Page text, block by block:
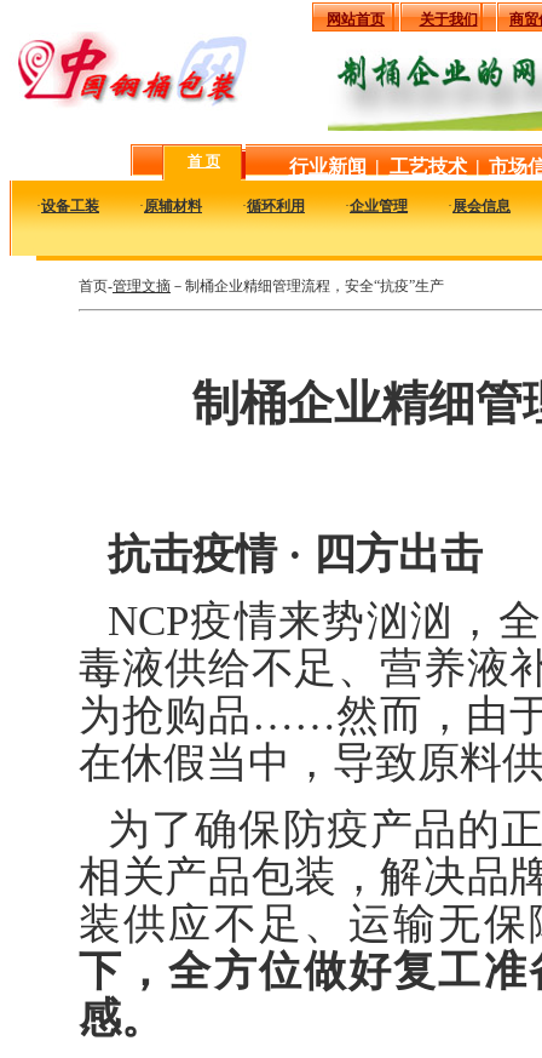
网站首页 关于我们 商贸
首 页 行业新闻 | 工艺技术 | 市场
·设备工装 ·原辅材料 ·循环利用 ·企业管理 ·展会信息
首页-管理文摘 －制桶企业精细管理流程，安全“抗疫”生产
制桶企业精细管
抗击疫情 · 四方出击
NCP疫情来势汹汹，
毒液供给不足、营养液
为抢购品……然而，由
在休假当中，导致原料
为了确保防疫产品的
相关产品包装，解决品
装供应不足、运输无
下，全方位做好复工
感。